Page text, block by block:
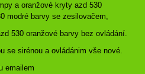
a oranžové kryty azd 530
modré barvy se zesilovačem,
530 oranžové barvy bez ovládání.
se sirénou a ovládánim vše nové.
emailem